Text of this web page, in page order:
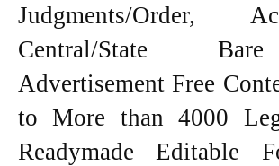
Judgments/Order,
Central/State
Advertisement Free
to More than 4000
Readymade Editable